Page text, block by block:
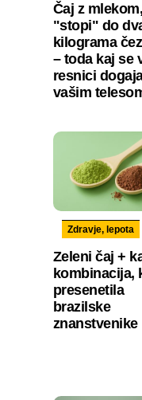
Čaj z
"stopi" do
kilograma
– toda kaj se
resnici
vašim
Zdravje, lepota
Zeleni čaj +
kombinacija,
presenetila
brazilske
znanstvenike